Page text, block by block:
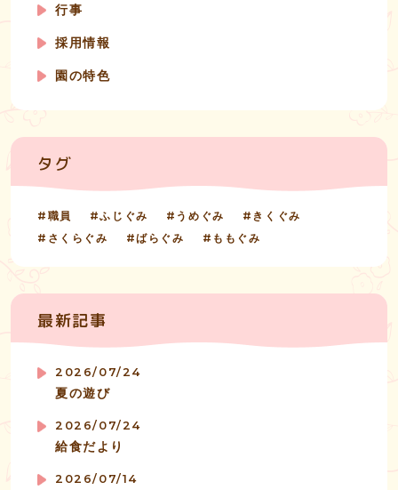
行事
採用情報
園の特色
タグ
職員 ふじぐみ うめぐみ
きくぐみ
さくらぐみ
ばらぐみ ももぐみ
最新記事
2026/07/24
夏の遊び
2026/07/24
給食だより
2026/07/14